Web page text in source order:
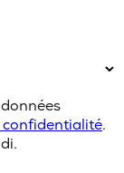
confidentialité.